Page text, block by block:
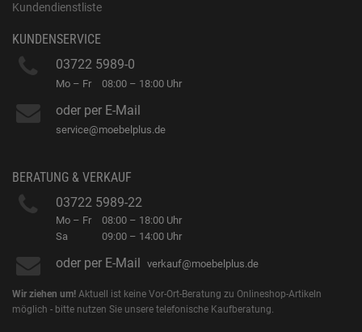
Kundendienstliste
KUNDENSERVICE
03722 5989-0
Mo – Fr 08:00 – 18:00 Uhr
oder per E-Mail
service@moebelplus.de
BERATUNG & VERKAUF
03722 5989-22
Mo – Fr
Sa
08:00 – 18:00 Uhr
09:00 – 14:00 Uhr
oder per E-Mail verkauf@moebelplus.de
Wir ziehen um! Aktuell ist keine Vor-Ort-Beratung zu Onlineshop-Artikeln
möglich - bitte nutzen Sie unsere telefonische Kaufberatung.